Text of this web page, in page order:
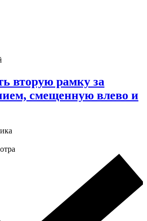
вторую рамку за
смещенную влево и